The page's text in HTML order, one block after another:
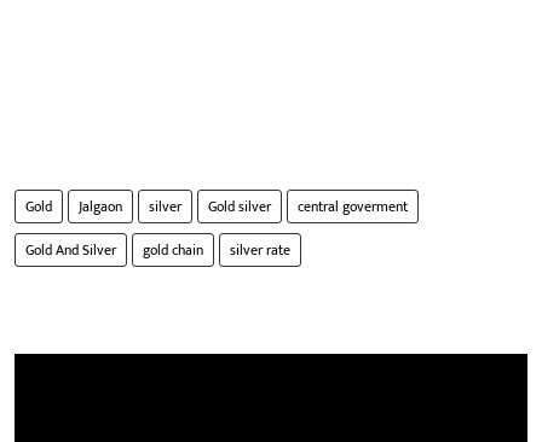
Gold Jalgaon silver Gold silver
central goverment
Gold And Silver
gold chain silver rate